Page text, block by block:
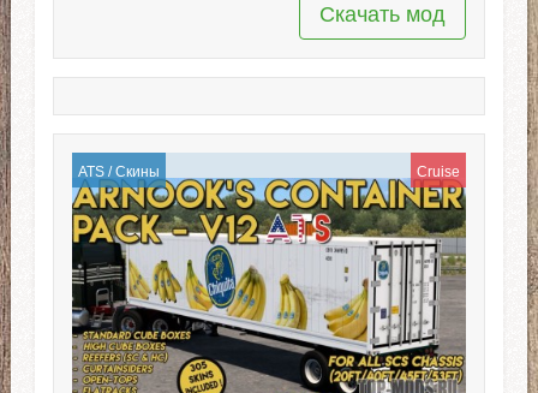
Скачать мод
ATS/Скины Cruise